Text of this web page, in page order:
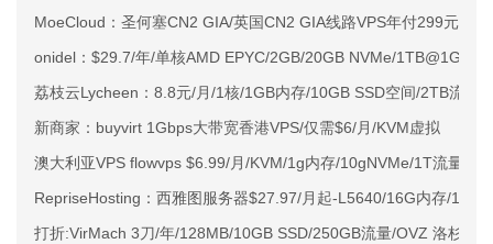
MoeCloud：圣何塞CN2 GIA/英国CN2 GIA线路VPS年付299元起
onidel：$29.7/年/单核AMD EPYC/2GB/20GB NVMe/
荔枝云Lycheen：8.8元/月/1核/1GB内存/10GB SSD空间/2TB流量
新商家：buyvirt 1Gbps大带宽香港VPS/仅需$6/月/KVM虚拟
澳大利亚VPS flowvps $6.99/月/KVM/1g内存/10gNVMe/1T流量
RepriseHosting：西雅图服务器$27.97/月起-L5640/16G内存/1TB
打折:VirMach 3刀/年/128MB/10GB SSD/250GB流量/OVZ 洛杉矶